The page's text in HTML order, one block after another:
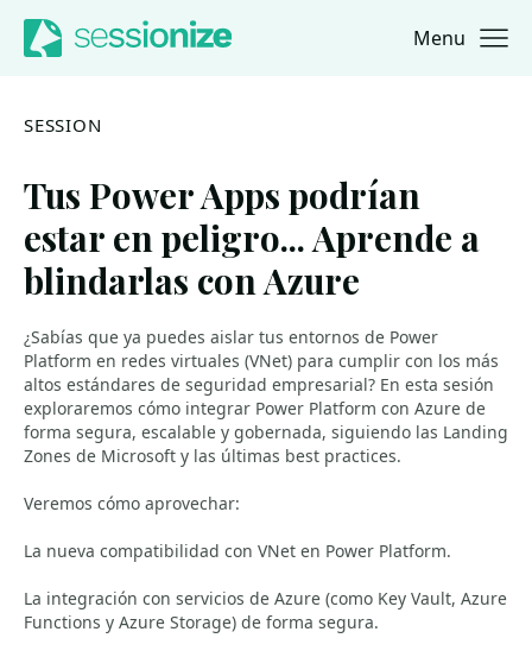
Jump to navigation
Jump to content Menu
SESSION
Tus Power Apps podrían
estar en peligro... Aprende a
blindarlas con Azure
¿Sabías que ya puedes aislar tus entornos de Power
Platform en redes virtuales (VNet) para cumplir con los más
altos estándares de seguridad empresarial? En esta sesión
exploraremos cómo integrar Power Platform con Azure de
forma segura, escalable y gobernada, siguiendo las Landing
Zones de Microsoft y las últimas best practices.
Veremos cómo aprovechar:
La nueva compatibilidad con VNet en Power Platform.
La integración con servicios de Azure (como Key Vault, Azure
Functions y Azure Storage) de forma segura.